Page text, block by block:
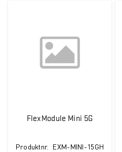
FlexModule Mini 5G
Produktnr. EXM-MINI-15GH